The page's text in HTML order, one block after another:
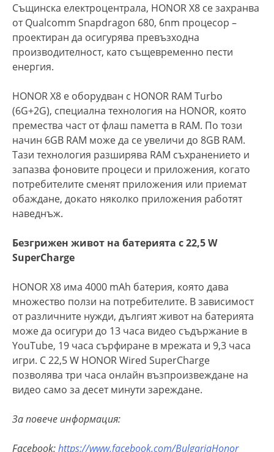
Същинска електроцентрала, HONOR X8 се захранва
от Qualcomm Snapdragon 680, 6nm процесор –
проектиран да осигурява превъзходна
производителност, като същевременно пести
енергия.
HONOR X8 е оборудван с HONOR RAM Turbo
(6G+2G), специална технология на HONOR, която
премества част от флаш паметта в RAM. По този
начин 6GB RAM може да се увеличи до 8GB RAM.
Тази технология разширява RAM съхранението и
запазва фоновите процеси и приложения, когато
потребителите сменят приложения или приемат
обаждане, докато няколко приложения работят
наведнъж.
Безгрижен живот на батерията с 22,5 W
SuperCharge
HONOR X8 има 4000 mAh батерия, която дава
множество ползи на потребителите. В зависимост
от различните нужди, дългият живот на батерията
може да осигури до 13 часа видео съдържание в
YouTube, 19 часа сърфиране в мрежата и 9,3 часа
игри. С 22,5 W HONOR Wired SuperCharge
позволява три часа онлайн възпроизвеждане на
видео само за десет минути зареждане.
За повече информация:
Facebook:https://www.facebook.com/BulgariaHonor